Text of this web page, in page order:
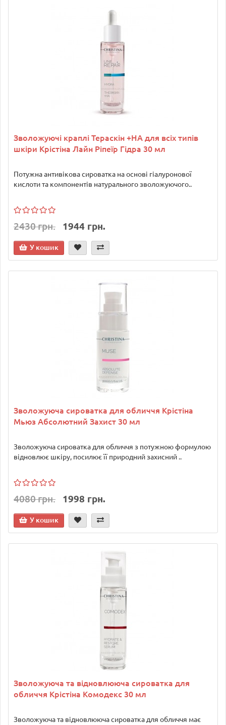
Зволожуючі краплі Тераскін +HA для всіх типів
шкіри Крістіна Лайн Ріпеїр Гідра 30 мл
Потужна антивікова сироватка на основі гіалуронової
кислоти та компонентів натурального зволожуючого..
2430 грн. 1944 грн.
У кошик
Зволожуюча сироватка для обличчя Крістіна
Мьюз Абсолютний Захист 30 мл
Зволожуюча сироватка для обличчя з потужною формулою
відновлює шкіру, посилює її природний захисний ..
4080 грн. 1998 грн.
У кошик
Зволожуюча та відновлююча сироватка для
обличчя Крістіна Комодекс 30 мл
Зволожуюча та відновлююча сироватка для обличчя має